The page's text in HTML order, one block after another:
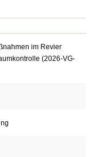
im Revier
(2026-VG-